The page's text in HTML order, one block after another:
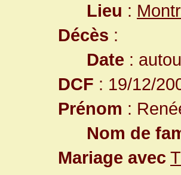
Lieu :
Décès :
Date :
DCF : 19/12/
Prénom :
Nom de
Mariage avec